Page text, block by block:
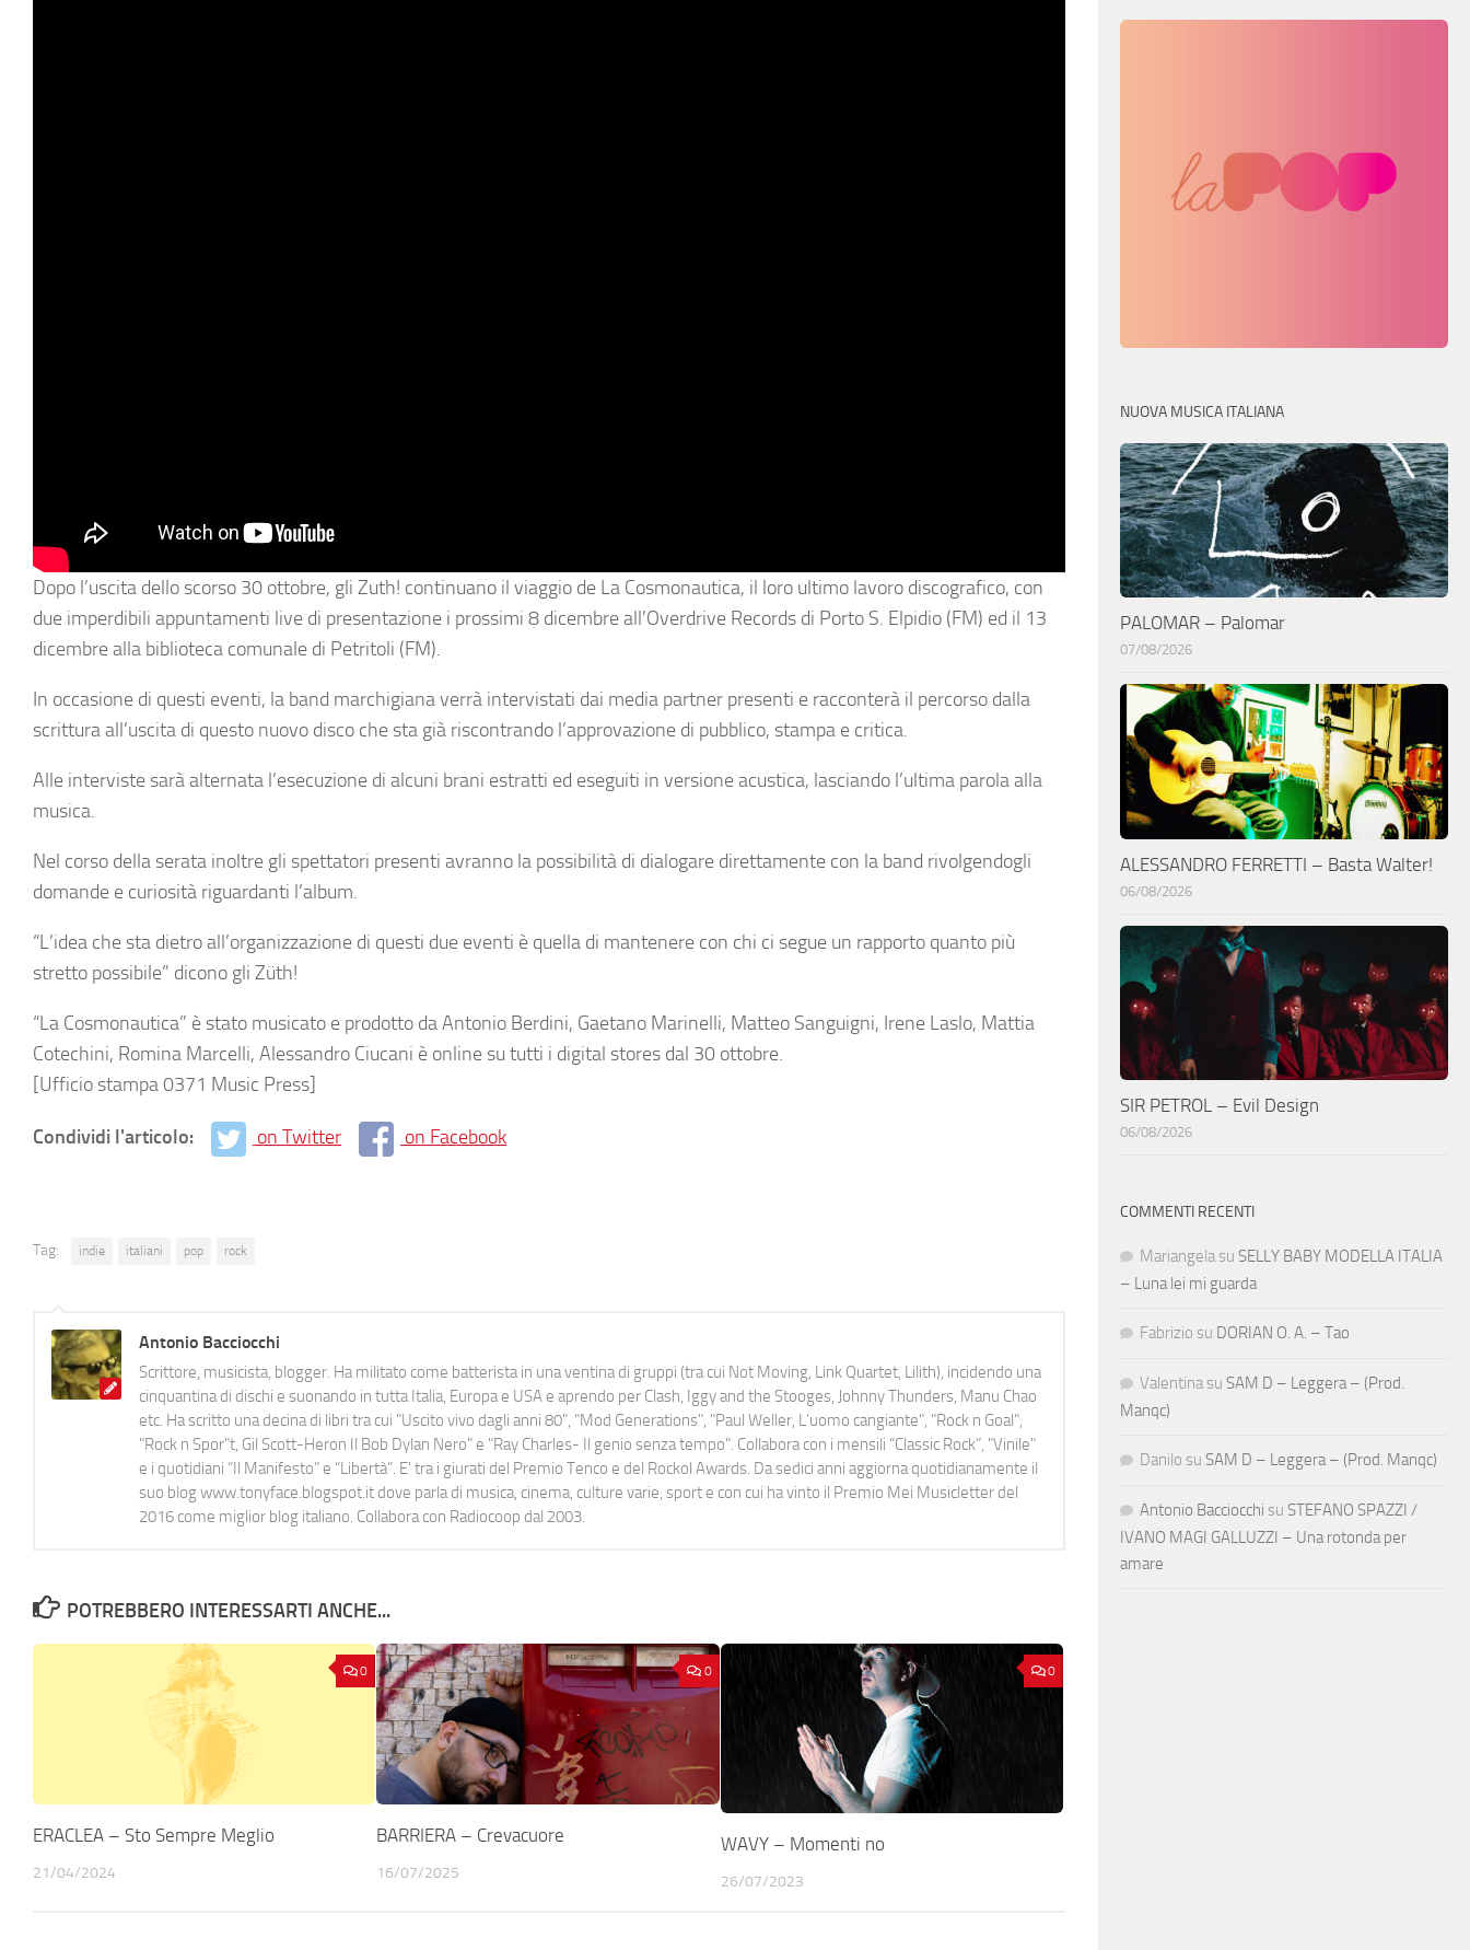
Dopo l’uscita dello scorso 30 ottobre, gli Zuth! continuano il viaggio de La Cosmonautica, il loro ultimo lavoro discografico, con
due imperdibili appuntamenti live di presentazione i prossimi 8 dicembre all’Overdrive Records di Porto S. Elpidio (FM) ed il 13
dicembre alla biblioteca comunale di Petritoli (FM).
In occasione di questi eventi, la band marchigiana verrà intervistati dai media partner presenti e racconterà il percorso dalla
scrittura all’uscita di questo nuovo disco che sta già riscontrando l’approvazione di pubblico, stampa e critica.
Alle interviste sarà alternata l’esecuzione di alcuni brani estratti ed eseguiti in versione acustica, lasciando l’ultima parola alla
musica.
Nel corso della serata inoltre gli spettatori presenti avranno la possibilità di dialogare direttamente con la band rivolgendogli
domande e curiosità riguardanti l’album.
“L’idea che sta dietro all’organizzazione di questi due eventi è quella di mantenere con chi ci segue un rapporto quanto più
stretto possibile” dicono gli Züth!
“La Cosmonautica” è stato musicato e prodotto da Antonio Berdini, Gaetano Marinelli, Matteo Sanguigni, Irene Laslo, Mattia
Cotechini, Romina Marcelli, Alessandro Ciucani è online su tutti i digital stores dal 30 ottobre.
[Ufficio stampa 0371 Music Press]
Condividi l'articolo: on Twitter on Facebook
Tag: indie italiani pop rock
Antonio Bacciocchi
Scrittore, musicista, blogger. Ha militato come batterista in una ventina di gruppi (tra cui Not Moving, Link Quartet, Lilith), incidendo una
cinquantina di dischi e suonando in tutta Italia, Europa e USA e aprendo per Clash, Iggy and the Stooges, Johnny Thunders, Manu Chao
etc. Ha scritto una decina di libri tra cui "Uscito vivo dagli anni 80", "Mod Generations", "Paul Weller, L’uomo cangiante", "Rock n Goal",
"Rock n Spor"t, Gil Scott-Heron Il Bob Dylan Nero" e "Ray Charles- Il genio senza tempo". Collabora con i mensili “Classic Rock”, "Vinile"
e i quotidiani “Il Manifesto” e “Libertà”. E' tra i giurati del Premio Tenco e del Rockol Awards. Da sedici anni aggiorna quotidianamente il
suo blog www.tonyface.blogspot.it dove parla di musica, cinema, culture varie, sport e con cui ha vinto il Premio Mei Musicletter del
2016 come miglior blog italiano. Collabora con Radiocoop dal 2003.
POTREBBERO INTERESSARTI ANCHE...
0
ERACLEA – Sto Sempre Meglio
21/04/2024
0
BARRIERA – Crevacuore
16/07/2025
0
WAVY – Momenti no
26/07/2023
NUOVA MUSICA ITALIANA
PALOMAR – Palomar
07/08/2026
ALESSANDRO FERRETTI – Basta Walter!
06/08/2026
SIR PETROL – Evil Design
06/08/2026
COMMENTI RECENTI
Mariangela su SELLY BABY MODELLA ITALIA
– Luna lei mi guarda
Fabrizio su DORIAN O. A. – Tao
Valentina su SAM D – Leggera – (Prod.
Manqc)
Danilo su SAM D – Leggera – (Prod. Manqc)
Antonio Bacciocchi su STEFANO SPAZZI /
IVANO MAGI GALLUZZI – Una rotonda per
amare